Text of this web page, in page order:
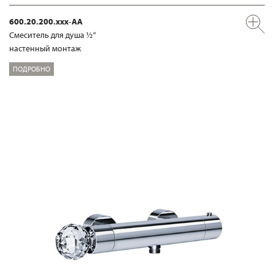
600.20.200.xxx-AA
Смеситель для душа ½“
настенный монтаж
ПОДРОБНО